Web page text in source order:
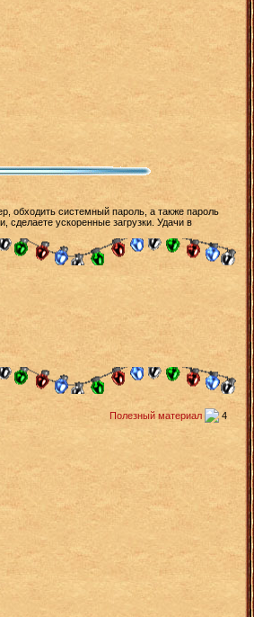
обходить системный пароль, а также пароль
сделаете ускоренные загрузки. Удачи в
Полезный материал 4